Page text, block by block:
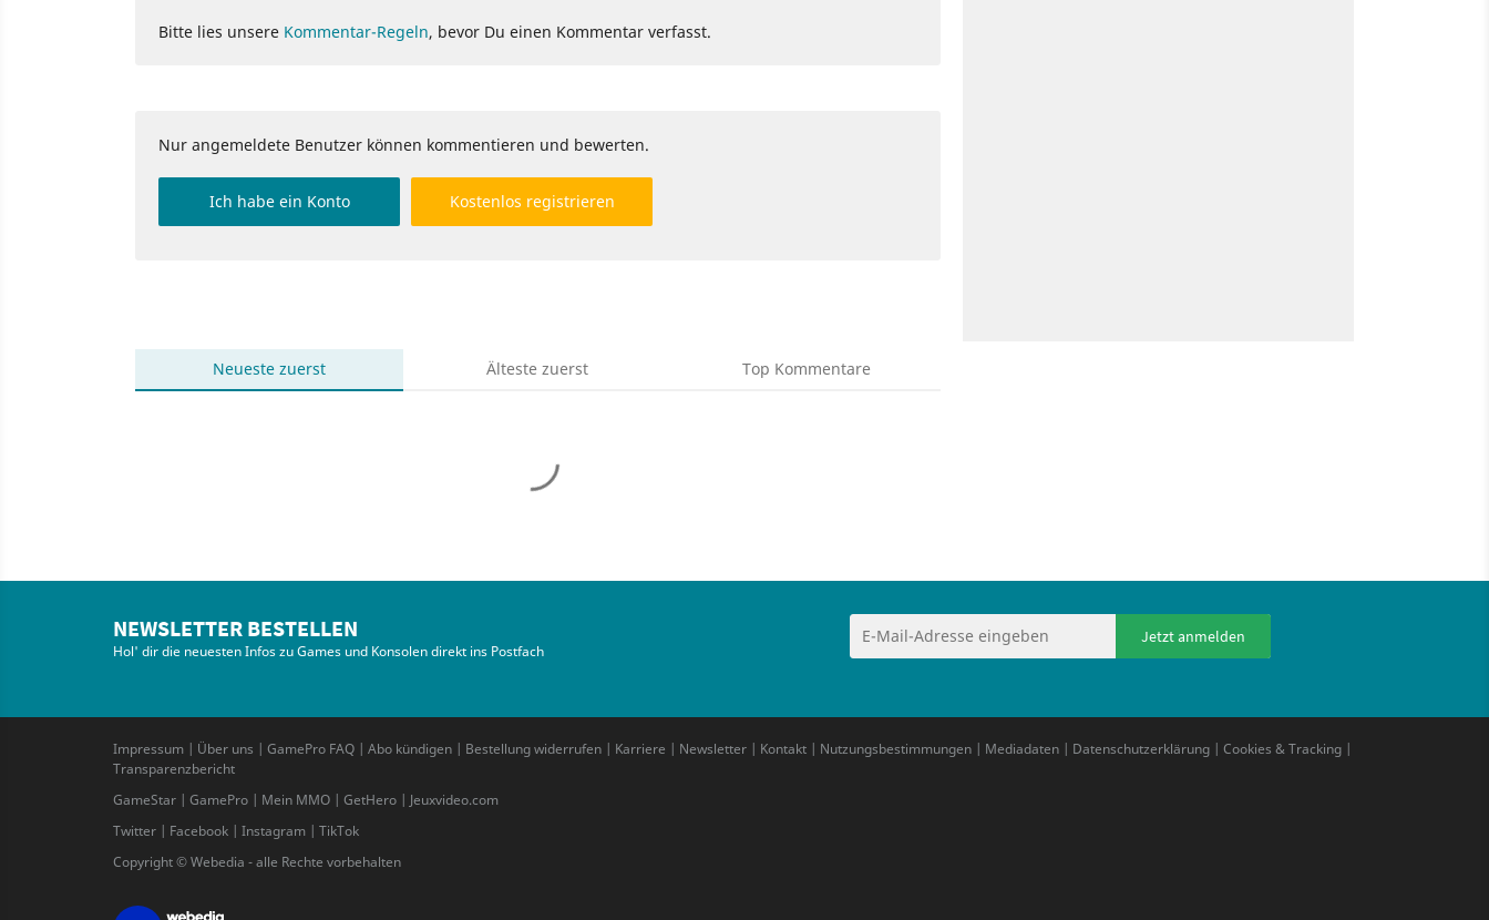
Bitte lies unsere Kommentar-Regeln, bevor Du einen Kommentar verfasst.
Nur angemeldete Benutzer können kommentieren und bewerten.
Ich habe ein Konto Kostenlos registrieren
Neueste zuerst Älteste zuerst Top Kommentare
NEWSLETTER BESTELLEN
Hol' dir die neuesten Infos zu Games und Konsolen direkt ins Postfach
Jetzt anmelden
Impressum | Über uns | GamePro FAQ | Abo kündigen | Bestellung widerrufen | Karriere | Newsletter | Kontakt | Nutzungsbestimmungen | Mediadaten | Datenschutzerklärung | Cookies & Tracking |
Transparenzbericht
GameStar | GamePro | Mein MMO | GetHero | Jeuxvideo.com
Twitter | Facebook | Instagram | TikTok
Copyright © Webedia - alle Rechte vorbehalten